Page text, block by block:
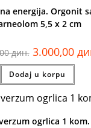
energija. Orgonit
5,5 x 2 cm
дин. 3.000,00
Dodaj u korpu
ogrlica 1 kom.